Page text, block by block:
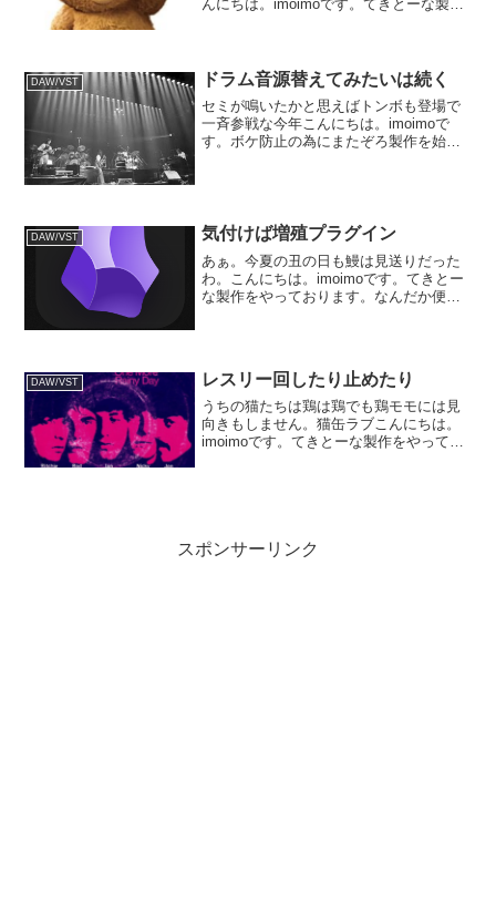
んにちは。imoimoです。てきとーな製作
して曲になるのかど...
DAW/VST ドラム音源替えてみたいは続く
セミが鳴いたかと思えばトンボも登場で
一斉参戦な今年こんにちは。imoimoで
す。ボケ防止の為にまたぞろ製作を始め
DAW/VST 気付けば増殖プラグイン
あぁ。今夏の丑の日も鰻は見送りだった
わ。こんにちは。imoimoです。てきとー
な製作をやっております。なんだか便利
DAW/VST レスリー回したり止めたり
うちの猫たちは鶏は鶏でも鶏モモには見
向きもしません。猫缶ラブこんにちは。
imoimoです。てきとーな製作をやってお
スポンサーリンク